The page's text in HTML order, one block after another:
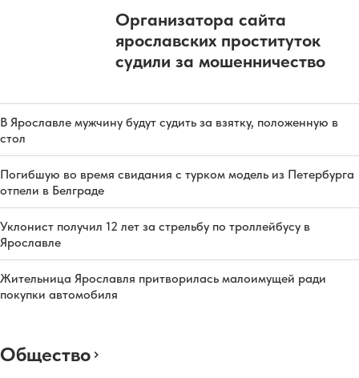
Организатора сайта
ярославских проституток
судили за мошенничество
В Ярославле мужчину будут судить за взятку, положенную в
стол
Погибшую во время свидания с турком модель из Петербурга
отпели в Белграде
Уклонист получил 12 лет за стрельбу по троллейбусу в
Ярославле
Жительница Ярославля притворилась малоимущей ради
покупки автомобиля
Общество